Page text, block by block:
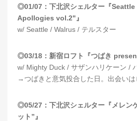
◎01/07：下北沢シェルター『
Apollogies vol.2"』
w/ Seattle / Walrus / テルスター
◎03/18：新宿ロフト『つばき
w/ Mighty Duck / サザンハリケーン /
→つばきと意気投合した日。出会いは
◎05/27：下北沢シェルター『メレン
ット”』